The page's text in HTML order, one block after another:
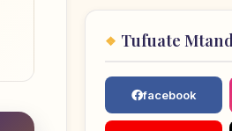
Tufuate
facebook